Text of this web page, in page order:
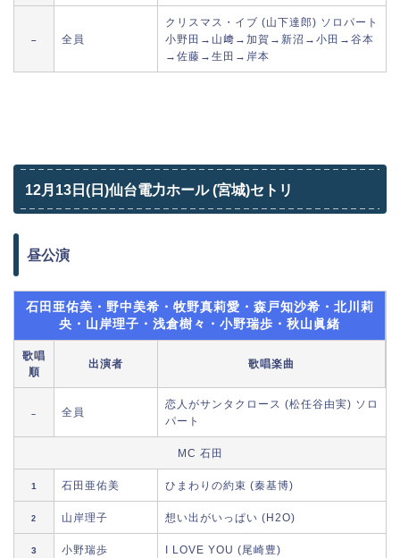
– 全員
クリスマス・イブ (山下達郎) ソロパート
小野田→山﨑→加賀→新沼→小田→谷本
→佐藤→生田→岸本
12月13日(日)仙台電力ホール (宮城)セトリ
昼公演
石田亜佑美・野中美希・牧野真莉愛・森戸知沙希・北川莉
央・山岸理子・浅倉樹々・小野瑞歩・秋山眞緒
歌唱
順
出演者 歌唱楽曲
– 全員
恋人がサンタクロース (松任谷由実) ソロ
パート
MC 石田
1 石田亜佑美 ひまわりの約束 (秦基博)
2 山岸理子 想い出がいっぱい (H2O)
3 小野瑞歩 I LOVE YOU (尾崎豊)